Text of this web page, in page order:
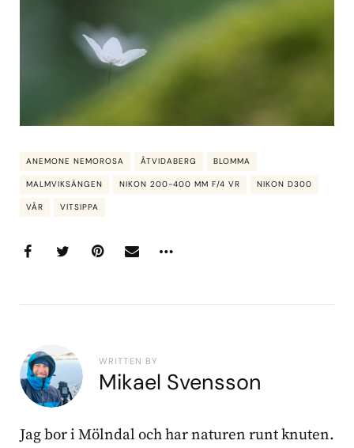
ANEMONE NEMOROSA ÅTVIDABERG BLOMMA
MALMVIKSÄNGEN NIKON 200-400 MM F/4 VR NIKON D300
VÅR VITSIPPA
WRITTEN BY
Mikael Svensson
Jag bor i Mölndal och har naturen runt knuten.